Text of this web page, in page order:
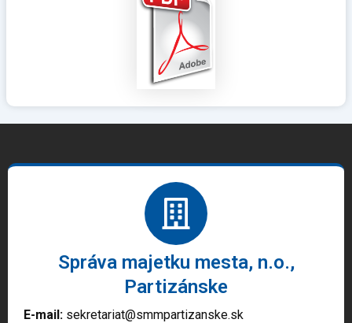
Správa majetku mesta, n.o.,
Partizánske
E-mail: sekretariat@smmpartizanske.sk